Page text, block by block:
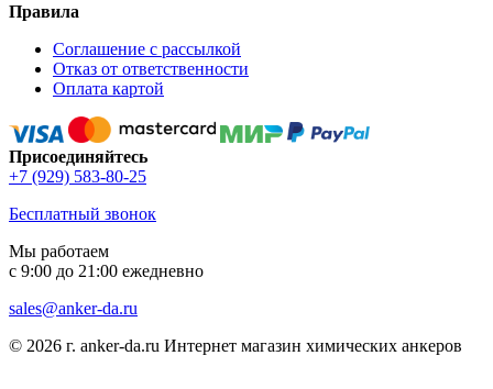
Правила
Соглашение с рассылкой
Отказ от ответственности
Оплата картой
Присоединяйтесь
+7 (929) 583-80-25
Бесплатный звонок
Мы работаем
с 9:00 до 21:00 ежедневно
sales@anker-da.ru
© 2026 г. anker-da.ru Интернет магазин химических анкеров